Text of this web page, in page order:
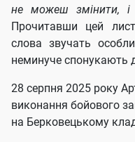
не можеш змінити, і
Прочитавши цей
слова звучать
неминуче спонукають
28 серпня 2025 року
виконання бойового
на Берковецькому